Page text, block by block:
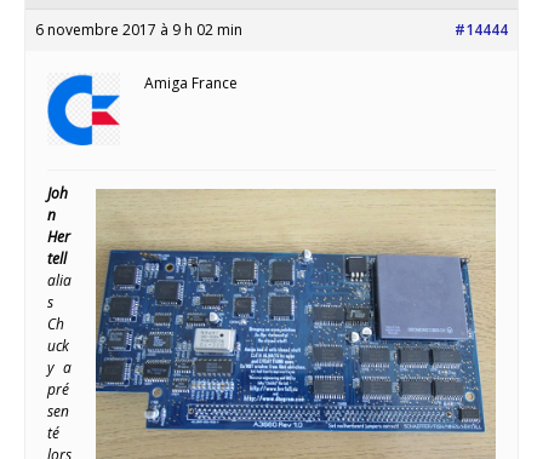
6 novembre 2017 à 9 h 02 min #14444
Amiga France
Joh
n
Her
tell
alia
s
Ch
uck
y a
pré
sen
té